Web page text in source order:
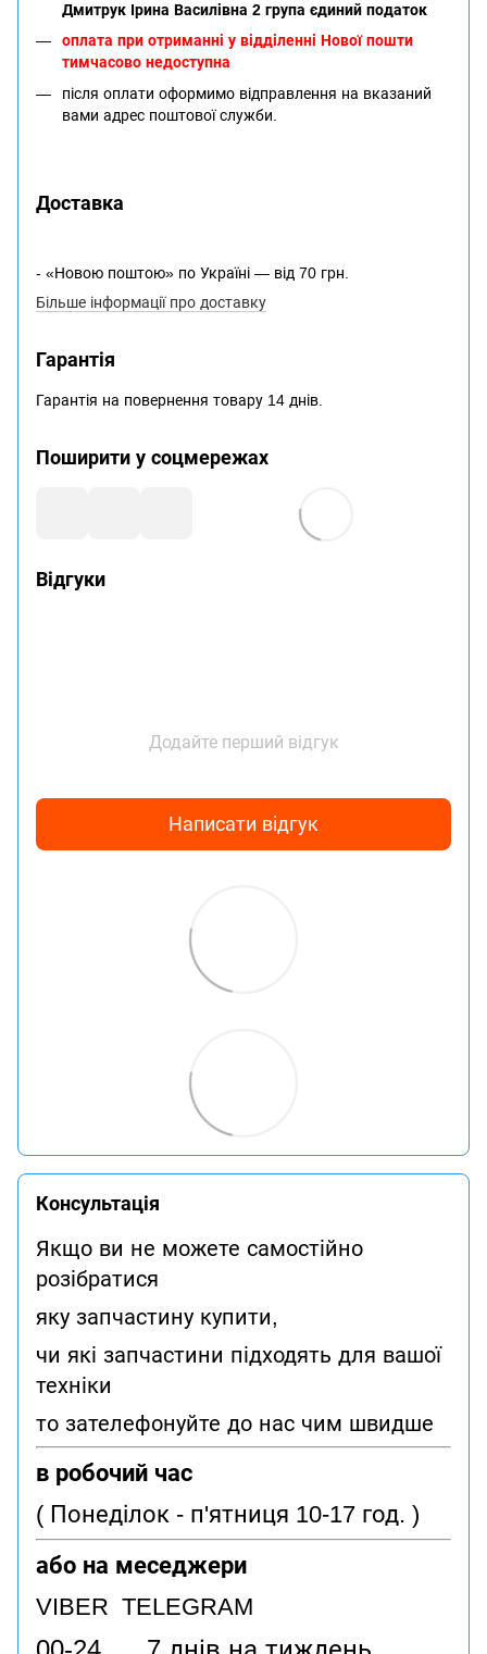
Дмитрук Ірина Василівна 2 група єдиний податок
оплата при отриманні у відділенні Нової пошти
тимчасово недоступна
після оплати оформимо відправлення на вказаний
вами адрес поштової служби.
Доставка
- «Новою поштою» по Україні — від 70 грн.
Більше інформації про доставку
Гарантія
Гарантія на повернення товару 14 днів.
Поширити у соцмережах
Відгуки
Додайте перший відгук
Написати відгук
Консультація
Якщо ви не можете самостійно
розібратися
яку запчастину купити,
чи які запчастини підходять для вашої
техніки
то зателефонуйте до нас чим швидше
в робочий час
( Понеділок - п'ятниця 10-17 год. )
або на меседжери
VIBER TELEGRAM